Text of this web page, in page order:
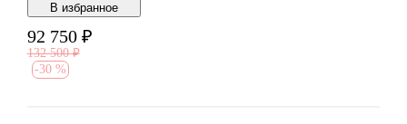
В избранноe
92 750 ₽
132 500 ₽
-30 %